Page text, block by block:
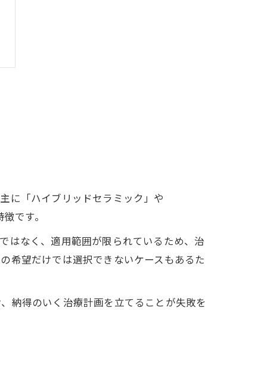
に「ハイブリッドセラミック」や
です。
はなく、適用範囲が限られているため、治
希望だけでは選択できないケースもあるた
納得のいく治療計画を立てることが失敗を